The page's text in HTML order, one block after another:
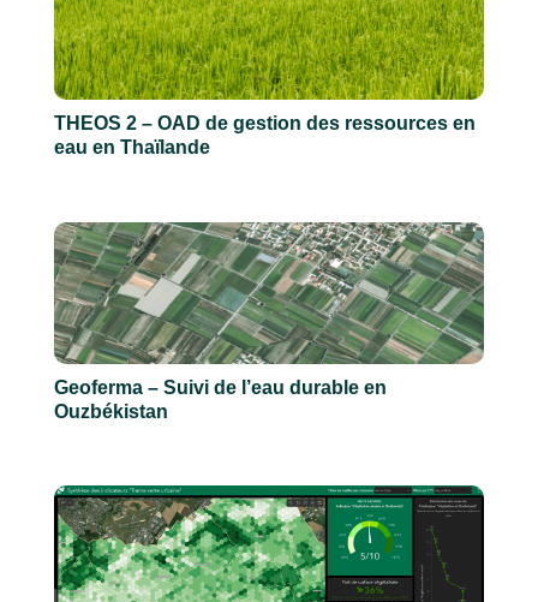
THEOS 2 – OAD de gestion des ressources en
eau en Thaïlande
Geoferma – Suivi de l’eau durable en
Ouzbékistan